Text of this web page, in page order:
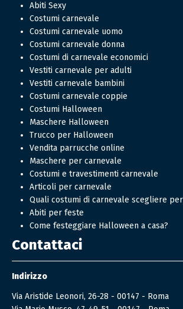
Abiti Sexy
Costumi carnevale
Costumi carnevale uomo
Costumi carnevale donna
Costumi di carnevale economici
Vestiti carnevale per adulti
Vestiti carnevale bambini
Costumi carnevale coppie
Costumi Halloween
Maschere Halloween
Trucco per Halloween
Vendita parrucche online
Maschere per carnevale
Costumi e travestimenti carnevale
Articoli per carnevale
Quali costumi di carnevale scegliere
Abiti per feste
Come festeggiare Halloween a casa?
Contattaci
Indirizzo
Via Aristide Leonori, 26-28 - 00147 - Roma